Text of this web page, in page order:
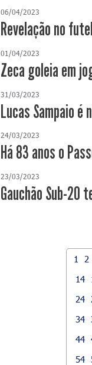
06/04/2023
Revelação no
01/04/2023
Zeca goleia em
31/03/2023
Lucas Sampaio
24/03/2023
Há 83 anos o
23/03/2023
Gauchão Sub-20
1 2
14
24
34
44
54